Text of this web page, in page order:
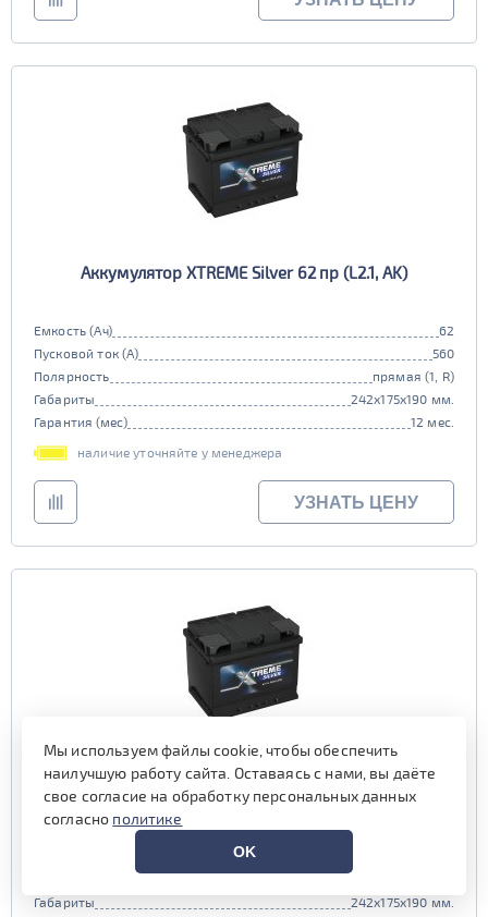
Аккумулятор XTREME Silver 62 пр (L2.1, AK)
Емкость (Ач)
62
Пусковой ток (А)
560
Полярность
прямая (1, R)
Габариты
242x175x190 мм.
Гарантия (мес)
12 мес.
наличие уточняйте у менеджера
УЗНАТЬ ЦЕНУ
Аккумулятор XTREME Silver 62 обр (L2.0, AK)
Габариты
242x175x190 мм.
Мы используем файлы cookie, чтобы обеспечить
наилучшую работу сайта. Оставаясь с нами, вы даёте
свое согласие на обработку персональных данных
согласно политике
OK